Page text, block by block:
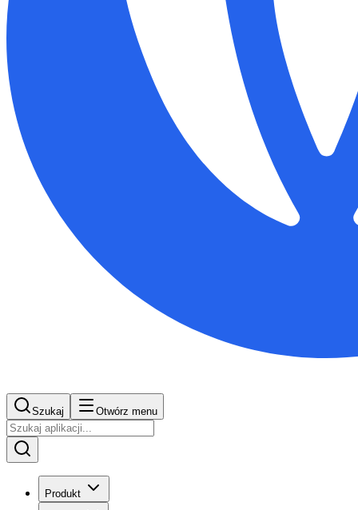
Szukaj Otwórz menu
Produkt